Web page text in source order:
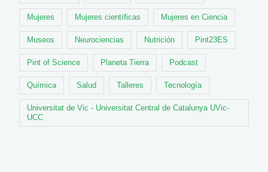
Mujeres Mujeres científicas Mujeres en Ciencia
Museos Neurociencias Nutrición Pint23ES
Pint of Science Planeta Tierra Podcast
Química Salud Talleres Tecnología
Universitat de Vic - Universitat Central de Catalunya UVic-
UCC